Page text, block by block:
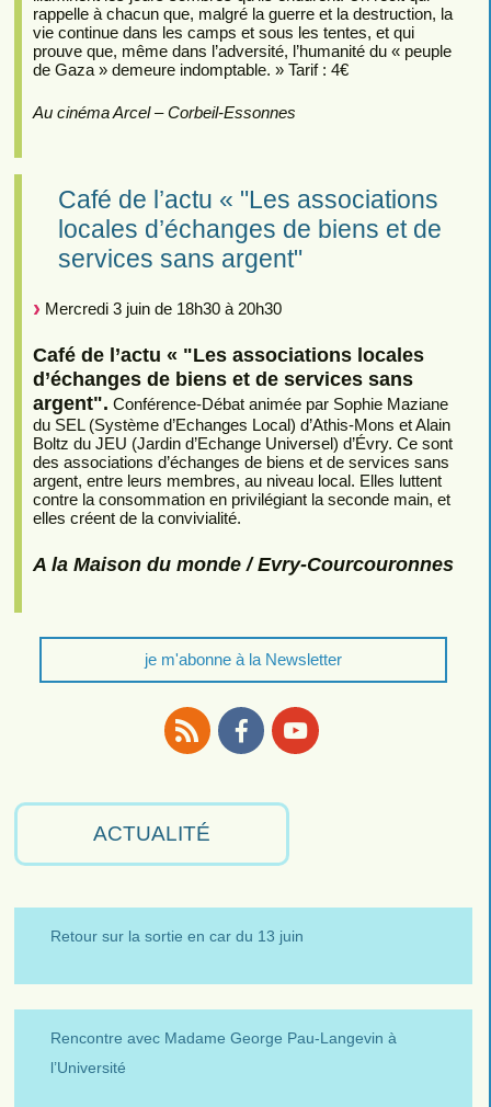
rappelle à chacun que, malgré la guerre et la destruction, la
vie continue dans les camps et sous les tentes, et qui
prouve que, même dans l’adversité, l’humanité du « peuple
de Gaza » demeure indomptable. » Tarif : 4€
Au cinéma Arcel – Corbeil-Essonnes
Café de l’actu « "Les associations
locales d’échanges de biens et de
services sans argent"
Mercredi 3 juin de 18h30 à 20h30
Café de l’actu « "Les associations locales
d’échanges de biens et de services sans
argent". Conférence-Débat animée par Sophie Maziane
du SEL (Système d’Echanges Local) d’Athis-Mons et Alain
Boltz du JEU (Jardin d’Echange Universel) d’Évry. Ce sont
des associations d’échanges de biens et de services sans
argent, entre leurs membres, au niveau local. Elles luttent
contre la consommation en privilégiant la seconde main, et
elles créent de la convivialité.
A la Maison du monde / Evry-Courcouronnes
je m'abonne à la Newsletter
ACTUALITÉ
Retour sur la sortie en car du 13 juin
Rencontre avec Madame George Pau-Langevin à
l’Université